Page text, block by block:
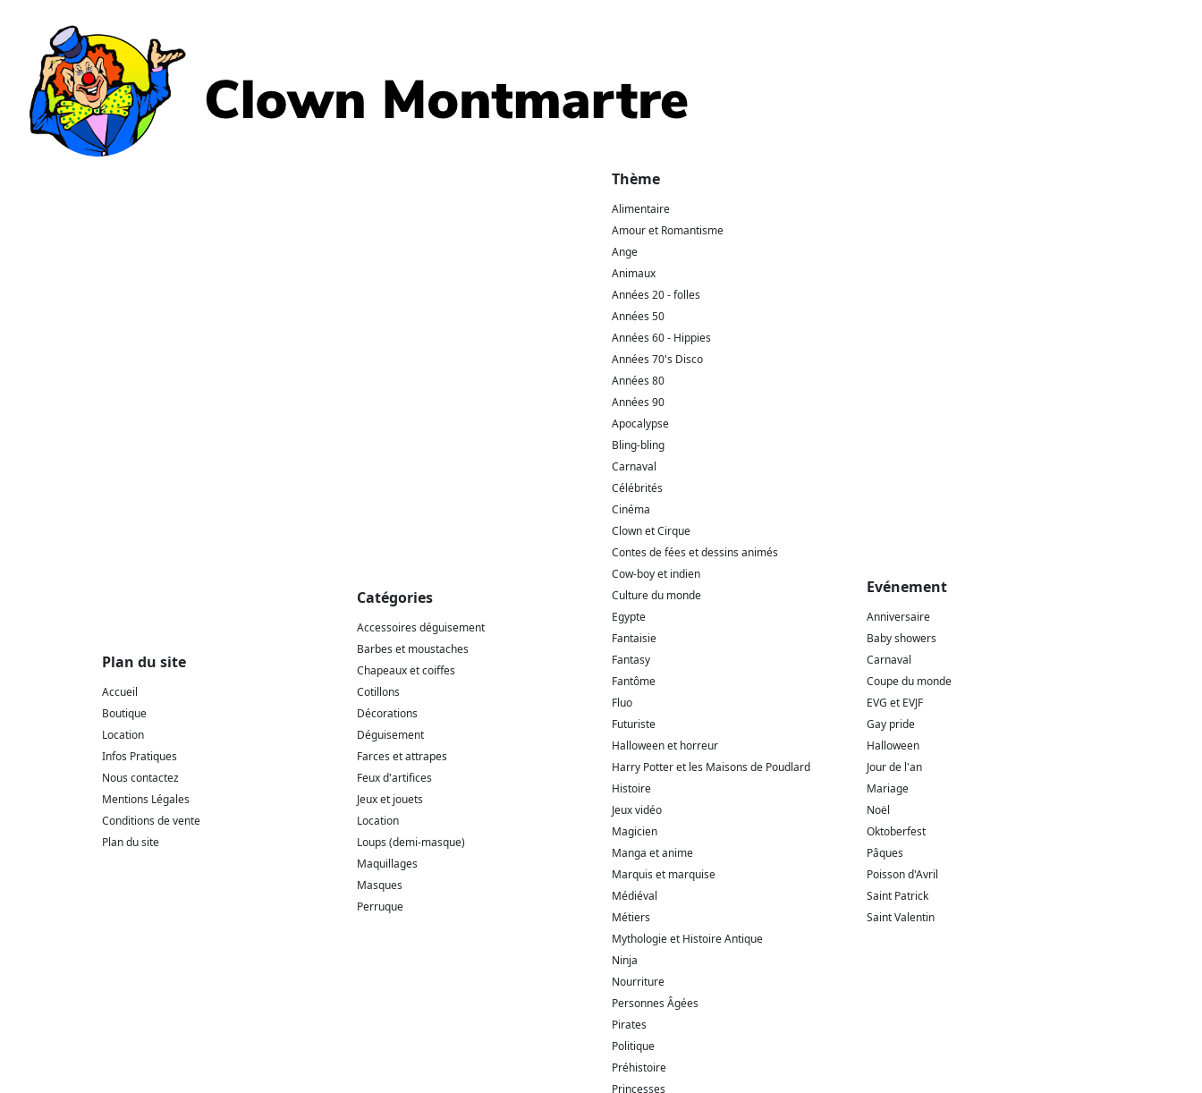
Plan du site
Accueil
Boutique
Location
Infos Pratiques
Nous contactez
Mentions Légales
Conditions de vente
Plan du site
Catégories
Accessoires déguisement
Barbes et moustaches
Chapeaux et coiffes
Cotillons
Décorations
Déguisement
Farces et attrapes
Feux d'artifices
Jeux et jouets
Location
Loups (demi-masque)
Maquillages
Masques
Perruque
Thème
Alimentaire
Amour et Romantisme
Ange
Animaux
Années 20 - folles
Années 50
Années 60 - Hippies
Années 70's Disco
Années 80
Années 90
Apocalypse
Bling-bling
Carnaval
Célébrités
Cinéma
Clown et Cirque
Contes de fées et dessins animés
Cow-boy et indien
Culture du monde
Egypte
Fantaisie
Fantasy
Fantôme
Fluo
Futuriste
Halloween et horreur
Harry Potter et les Maisons de Poudlard
Histoire
Jeux vidéo
Magicien
Manga et anime
Marquis et marquise
Médiéval
Métiers
Mythologie et Histoire Antique
Ninja
Nourriture
Personnes Âgées
Pirates
Politique
Préhistoire
Princesses
Evénement
Anniversaire
Baby showers
Carnaval
Coupe du monde
EVG et EVJF
Gay pride
Halloween
Jour de l'an
Mariage
Noël
Oktoberfest
Pâques
Poisson d'Avril
Saint Patrick
Saint Valentin